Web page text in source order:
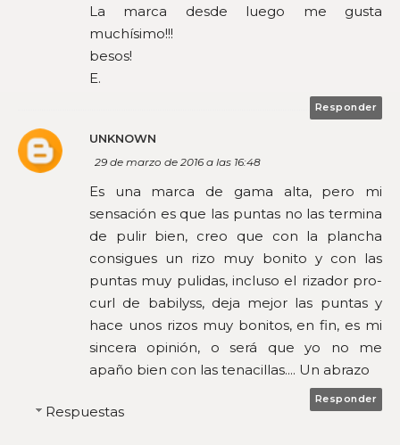
La marca desde luego me gusta
muchísimo!!!
besos!
E.
Responder
UNKNOWN
29 de marzo de 2016 a las 16:48
Es una marca de gama alta, pero mi
sensación es que las puntas no las termina
de pulir bien, creo que con la plancha
consigues un rizo muy bonito y con las
puntas muy pulidas, incluso el rizador pro-
curl de babilyss, deja mejor las puntas y
hace unos rizos muy bonitos, en fin, es mi
sincera opinión, o será que yo no me
apaño bien con las tenacillas.... Un abrazo
Responder
Respuestas